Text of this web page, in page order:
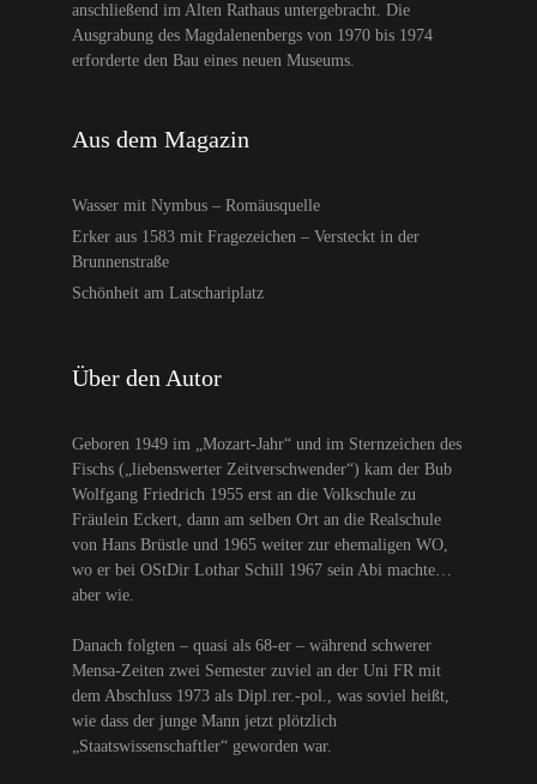
anschließend im Alten Rathaus untergebracht. Die
Ausgrabung des Magdalenenbergs von 1970 bis 1974
erforderte den Bau eines neuen Museums.
Aus dem Magazin
Wasser mit Nymbus – Romäusquelle
Erker aus 1583 mit Fragezeichen – Versteckt in der
Brunnenstraße
Schönheit am Latschariplatz
Über den Autor
Geboren 1949 im „Mozart-Jahr“ und im Sternzeichen des
Fischs („liebenswerter Zeitverschwender“) kam der Bub
Wolfgang Friedrich 1955 erst an die Volkschule zu
Fräulein Eckert, dann am selben Ort an die Realschule
von Hans Brüstle und 1965 weiter zur ehemaligen WO,
wo er bei OStDir Lothar Schill 1967 sein Abi machte…
aber wie.
Danach folgten – quasi als 68-er – während schwerer
Mensa-Zeiten zwei Semester zuviel an der Uni FR mit
dem Abschluss 1973 als Dipl.rer.-pol., was soviel heißt,
wie dass der junge Mann jetzt plötzlich
„Staatswissenschaftler“ geworden war.